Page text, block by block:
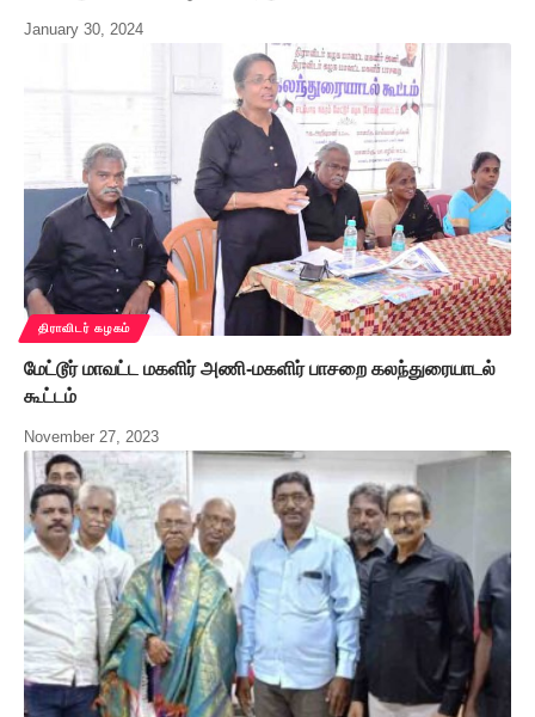
January 30, 2024
திராவிடர் கழகம்
மேட்டூர் மாவட்ட மகளிர் அணி-மகளிர் பாசறை கலந்துரையாடல்
கூட்டம்
November 27, 2023